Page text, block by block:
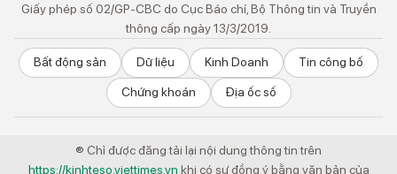
Giấy phép số 02/GP-CBC do Cục Báo chí, Bộ Thông tin và Truyền
thông cấp ngày 13/3/2019.
Bất động sản Dữ liệu Kinh Doanh Tin công bố
Chứng khoán Địa ốc số
® Chỉ được đăng tải lại nội dung thông tin trên
https://kinhteso.viettimes.vn khi có sự đồng ý bằng văn bản của